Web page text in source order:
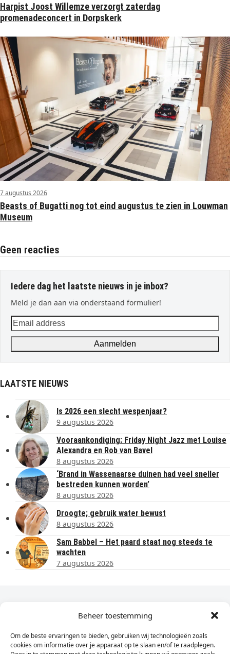
Beheer toestemming
Om de beste ervaringen te bieden, gebruiken wij technologieën zoals
cookies om informatie over je apparaat op te slaan en/of te raadplegen.
Harpist Joost Willemze verzorgt zaterdag
promenadeconcert in Dorpskerk
7 augustus 2026
Beasts of Bugatti nog tot eind augustus te zien in Louwman
Museum
Geen reacties
Iedere dag het laatste nieuws in je inbox?
Meld je dan aan via onderstaand formulier!
Email
address
Aanmelden
LAATSTE NIEUWS
Is 2026 een slecht wespenjaar?
9 augustus 2026
Vooraankondiging: Friday Night Jazz met Louise
Alexandra en Rob van Bavel
8 augustus 2026
‘Brand in Wassenaarse duinen had veel sneller
bestreden kunnen worden’
8 augustus 2026
Droogte; gebruik water bewust
8 augustus 2026
Sam Babbel – Het paard staat nog steeds te
wachten
7 augustus 2026
Dagelijks het laatste nieuws in je e-mail?
Vul
hier